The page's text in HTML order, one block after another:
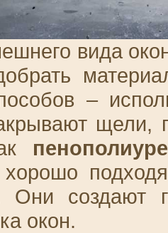
вида
–
щели,
Они создают
окон.